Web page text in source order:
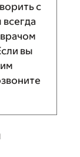
с
вы